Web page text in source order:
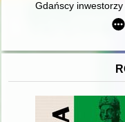
Gdańscy